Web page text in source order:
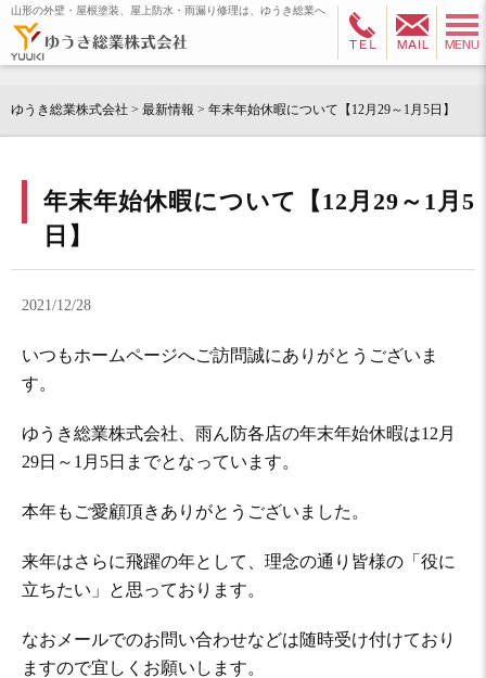
山形の外壁・屋根塗装、屋上防水・雨漏り修理は、ゆうき総業へ
ゆうき総業株式会社 > 最新情報 > 年末年始休暇について【12月29～1月5日】
年末年始休暇について【12月29～1月5
日】
2021/12/28
いつもホームページへご訪問誠にありがとうございま
す。
ゆうき総業株式会社、雨ん防各店の年末年始休暇は12月
29日～1月5日までとなっています。
本年もご愛顧頂きありがとうございました。
来年はさらに飛躍の年として、理念の通り皆様の「役に
立ちたい」と思っております。
なおメールでのお問い合わせなどは随時受け付けており
ますので宜しくお願いします。